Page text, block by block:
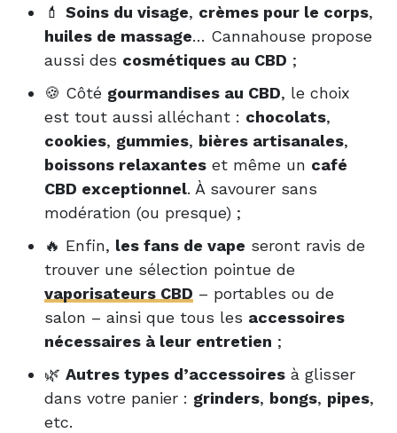
💄 Soins du visage, crèmes pour le corps,
huiles de massage… Cannahouse propose
aussi des cosmétiques au CBD ;
🍪 Côté gourmandises au CBD, le choix
est tout aussi alléchant : chocolats,
cookies, gummies, bières artisanales,
boissons relaxantes et même un café
CBD exceptionnel. À savourer sans
modération (ou presque) ;
🔥 Enfin, les fans de vape seront ravis de
trouver une sélection pointue de
vaporisateurs CBD – portables ou de
salon – ainsi que tous les accessoires
nécessaires à leur entretien ;
🌿 Autres types d’accessoires à glisser
dans votre panier : grinders, bongs, pipes,
etc.